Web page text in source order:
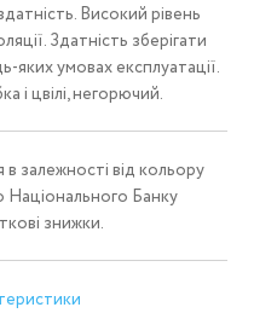
Високий рівень
Здатність зберігати
яких умовах експлуатації.
і цвілі, негорючий.
залежності від кольору
Національного Банку
знижки.